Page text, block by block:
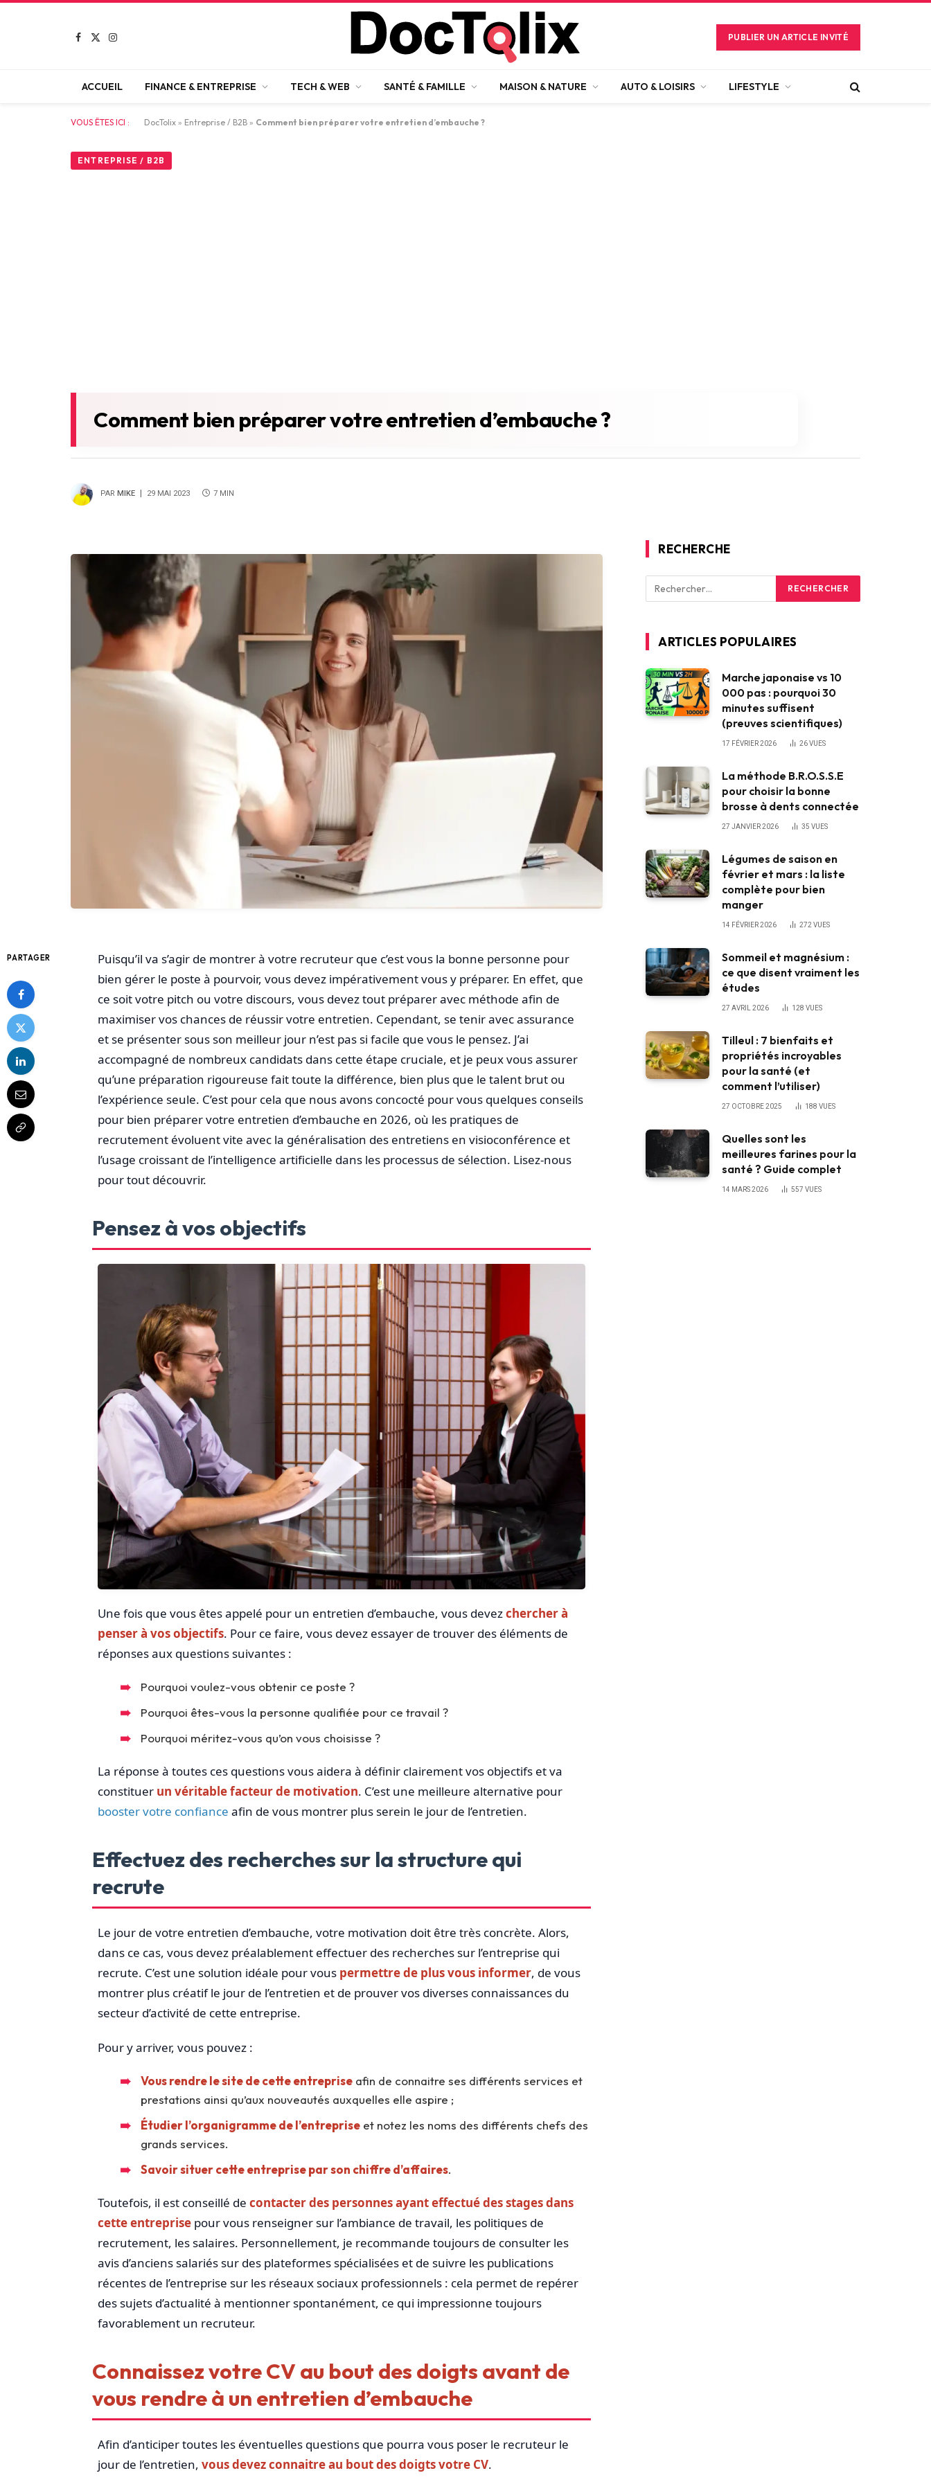
Facebook
X
Instagram PUBLIER UN ARTICLE INVITÉ
ACCUEIL FINANCE & ENTREPRISE TECH & WEB SANTÉ & FAMILLE MAISON & NATURE AUTO & LOISIRS LIFESTYLE
VOUS ÊTES ICI : DocTolix » Entreprise / B2B » Comment bien préparer votre entretien d’embauche ?
ENTREPRISE / B2B
Comment bien préparer votre entretien d’embauche ?
PAR MIKE 29 MAI 2023 7 MIN
PARTAGER
Puisqu’il va s’agir de montrer à votre recruteur que c’est vous la bonne personne pour
bien gérer le poste à pourvoir, vous devez impérativement vous y préparer. En effet, que
ce soit votre pitch ou votre discours, vous devez tout préparer avec méthode afin de
maximiser vos chances de réussir votre entretien. Cependant, se tenir avec assurance
et se présenter sous son meilleur jour n’est pas si facile que vous le pensez. J’ai
accompagné de nombreux candidats dans cette étape cruciale, et je peux vous assurer
qu’une préparation rigoureuse fait toute la différence, bien plus que le talent brut ou
l’expérience seule. C’est pour cela que nous avons concocté pour vous quelques conseils
pour bien préparer votre entretien d’embauche en 2026, où les pratiques de
recrutement évoluent vite avec la généralisation des entretiens en visioconférence et
l’usage croissant de l’intelligence artificielle dans les processus de sélection. Lisez-nous
pour tout découvrir.
Pensez à vos objectifs
Une fois que vous êtes appelé pour un entretien d’embauche, vous devezchercher à
penser à vos objectifs. Pour ce faire, vous devez essayer de trouver des éléments de
réponses aux questions suivantes :
Pourquoi voulez-vous obtenir ce poste ?
Pourquoi êtes-vous la personne qualifiée pour ce travail ?
Pourquoi méritez-vous qu’on vous choisisse ?
La réponse à toutes ces questions vous aidera à définir clairement vos objectifs et va
constituer un véritable facteur de motivation. C’est une meilleure alternative pour
booster votre confiance afin de vous montrer plus serein le jour de l’entretien.
Effectuez des recherches sur la structure qui
recrute
Le jour de votre entretien d’embauche, votre motivation doit être très concrète. Alors,
dans ce cas, vous devez préalablement effectuer des recherches sur l’entreprise qui
recrute. C’est une solution idéale pour vous permettre de plus vous informer, de vous
montrer plus créatif le jour de l’entretien et de prouver vos diverses connaissances du
secteur d’activité de cette entreprise.
Pour y arriver, vous pouvez :
Vous rendre le site de cette entrepriseafin de connaitre ses différents services et
prestations ainsi qu’aux nouveautés auxquelles elle aspire ;
Étudier l’organigramme de l’entrepriseet notez les noms des différents chefs des
grands services.
Savoir situer cette entreprise par son chiffre d’affaires.
Toutefois, il est conseillé de contacter des personnes ayant effectué des stages dans
cette entreprisepour vous renseigner sur l’ambiance de travail, les politiques de
recrutement, les salaires. Personnellement, je recommande toujours de consulter les
avis d’anciens salariés sur des plateformes spécialisées et de suivre les publications
récentes de l’entreprise sur les réseaux sociaux professionnels : cela permet de repérer
des sujets d’actualité à mentionner spontanément, ce qui impressionne toujours
favorablement un recruteur.
Connaissez votre CV au bout des doigts avant de
vous rendre à un entretien d’embauche
Afin d’anticiper toutes les éventuelles questions que pourra vous poser le recruteur le
jour de l’entretien, vous devez connaitre au bout des doigts votre CV.
RECHERCHE
ARTICLES POPULAIRES
Marche japonaise vs 10
000 pas : pourquoi 30
minutes suffisent
(preuves scientifiques)
17 FÉVRIER 2026 26VUES
La méthode B.R.O.S.S.E
pour choisir la bonne
brosse à dents connectée
27 JANVIER 2026 35 VUES
Légumes de saison en
février et mars : la liste
complète pour bien
manger
14 FÉVRIER 2026 272 VUES
Sommeil et magnésium :
ce que disent vraiment les
études
27 AVRIL 2026 128 VUES
Tilleul : 7 bienfaits et
propriétés incroyables
pour la santé (et
comment l’utiliser)
27 OCTOBRE 2025 188 VUES
Quelles sont les
meilleures farines pour la
santé ? Guide complet
14 MARS 2026 557 VUES